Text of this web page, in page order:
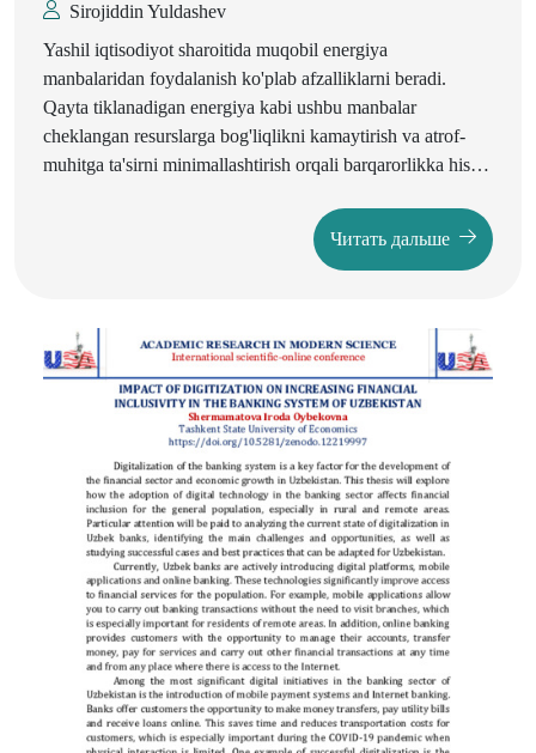
Sirojiddin Yuldashev
Yashil iqtisodiyot sharoitida muqobil energiya
manbalaridan foydalanish ko'plab afzalliklarni beradi.
Qayta tiklanadigan energiya kabi ushbu manbalar
cheklangan resurslarga bog'liqlikni kamaytirish va atrof-
muhitga ta'sirni minimallashtirish orqali barqarorlikka hissa
orqali iqtisodiy o'sishga yordam beradi, shu bilan birga
energiya xavfsizligi va mustaqilligini oshiradi. Bundan
yechimga aylantiradi. Oxir oqibat, muqobil energiya
manbalarini qabul qilish iqlim o'zgarishini yumshatish va
kelajak avlodlar uchun yanada barqaror kelajakni
ta'minlashda hal qiluvchi rol o'ynaydi.
Читать дальше